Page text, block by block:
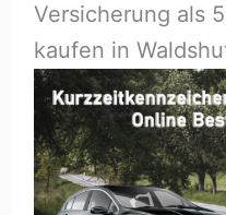
Versicherung als
kaufen in